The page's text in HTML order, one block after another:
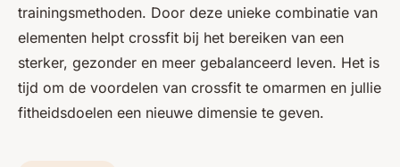
trainingsmethoden. Door deze unieke combinatie van
elementen helpt crossfit bij het bereiken van een
sterker, gezonder en meer gebalanceerd leven. Het is
tijd om de voordelen van crossfit te omarmen en jullie
fitheidsdoelen een nieuwe dimensie te geven.